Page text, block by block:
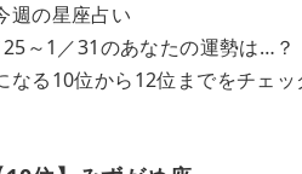
週の星座占い
～1／31のあなたの運勢は…？
なる10位から12位までをチェ